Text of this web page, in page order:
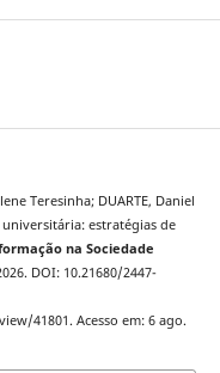
Teresinha; DUARTE, Daniel
estratégias de
na Sociedade
DOI: 10.21680/2447-
41801. Acesso em: 6 ago.